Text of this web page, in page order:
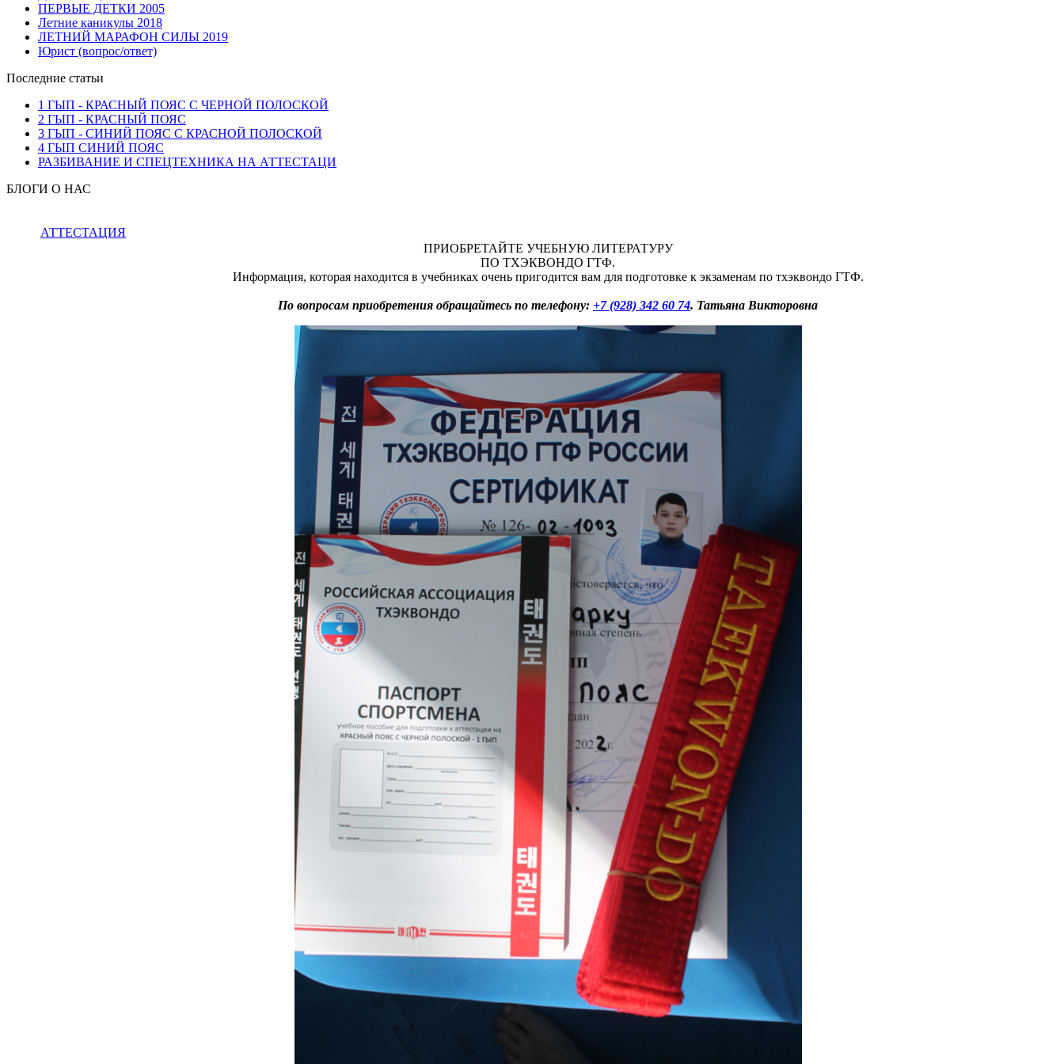
ПЕРВЫЕ ДЕТКИ 2005
Летние каникулы 2018
ЛЕТНИЙ МАРАФОН СИЛЫ 2019
Юрист (вопрос/ответ)
Последние статьи
1 ГЫП - КРАСНЫЙ ПОЯС С ЧЕРНОЙ ПОЛОСКОЙ
2 ГЫП - КРАСНЫЙ ПОЯС
3 ГЫП - СИНИЙ ПОЯС С КРАСНОЙ ПОЛОСКОЙ
4 ГЫП СИНИЙ ПОЯС
РАЗБИВАНИЕ И СПЕЦТЕХНИКА НА АТТЕСТАЦИ
БЛОГИ О НАС
АТТЕСТАЦИЯ
ПРИОБРЕТАЙТЕ УЧЕБНУЮ ЛИТЕРАТУРУ
ПО ТХЭКВОНДО ГТФ.
Информация, которая находится в учебниках очень пригодится вам для подготовке к экзаменам по тхэквондо ГТФ.
По вопросам приобретения обращайтесь по телефону: +7 (928) 342 60 74. Татьяна Викторовна